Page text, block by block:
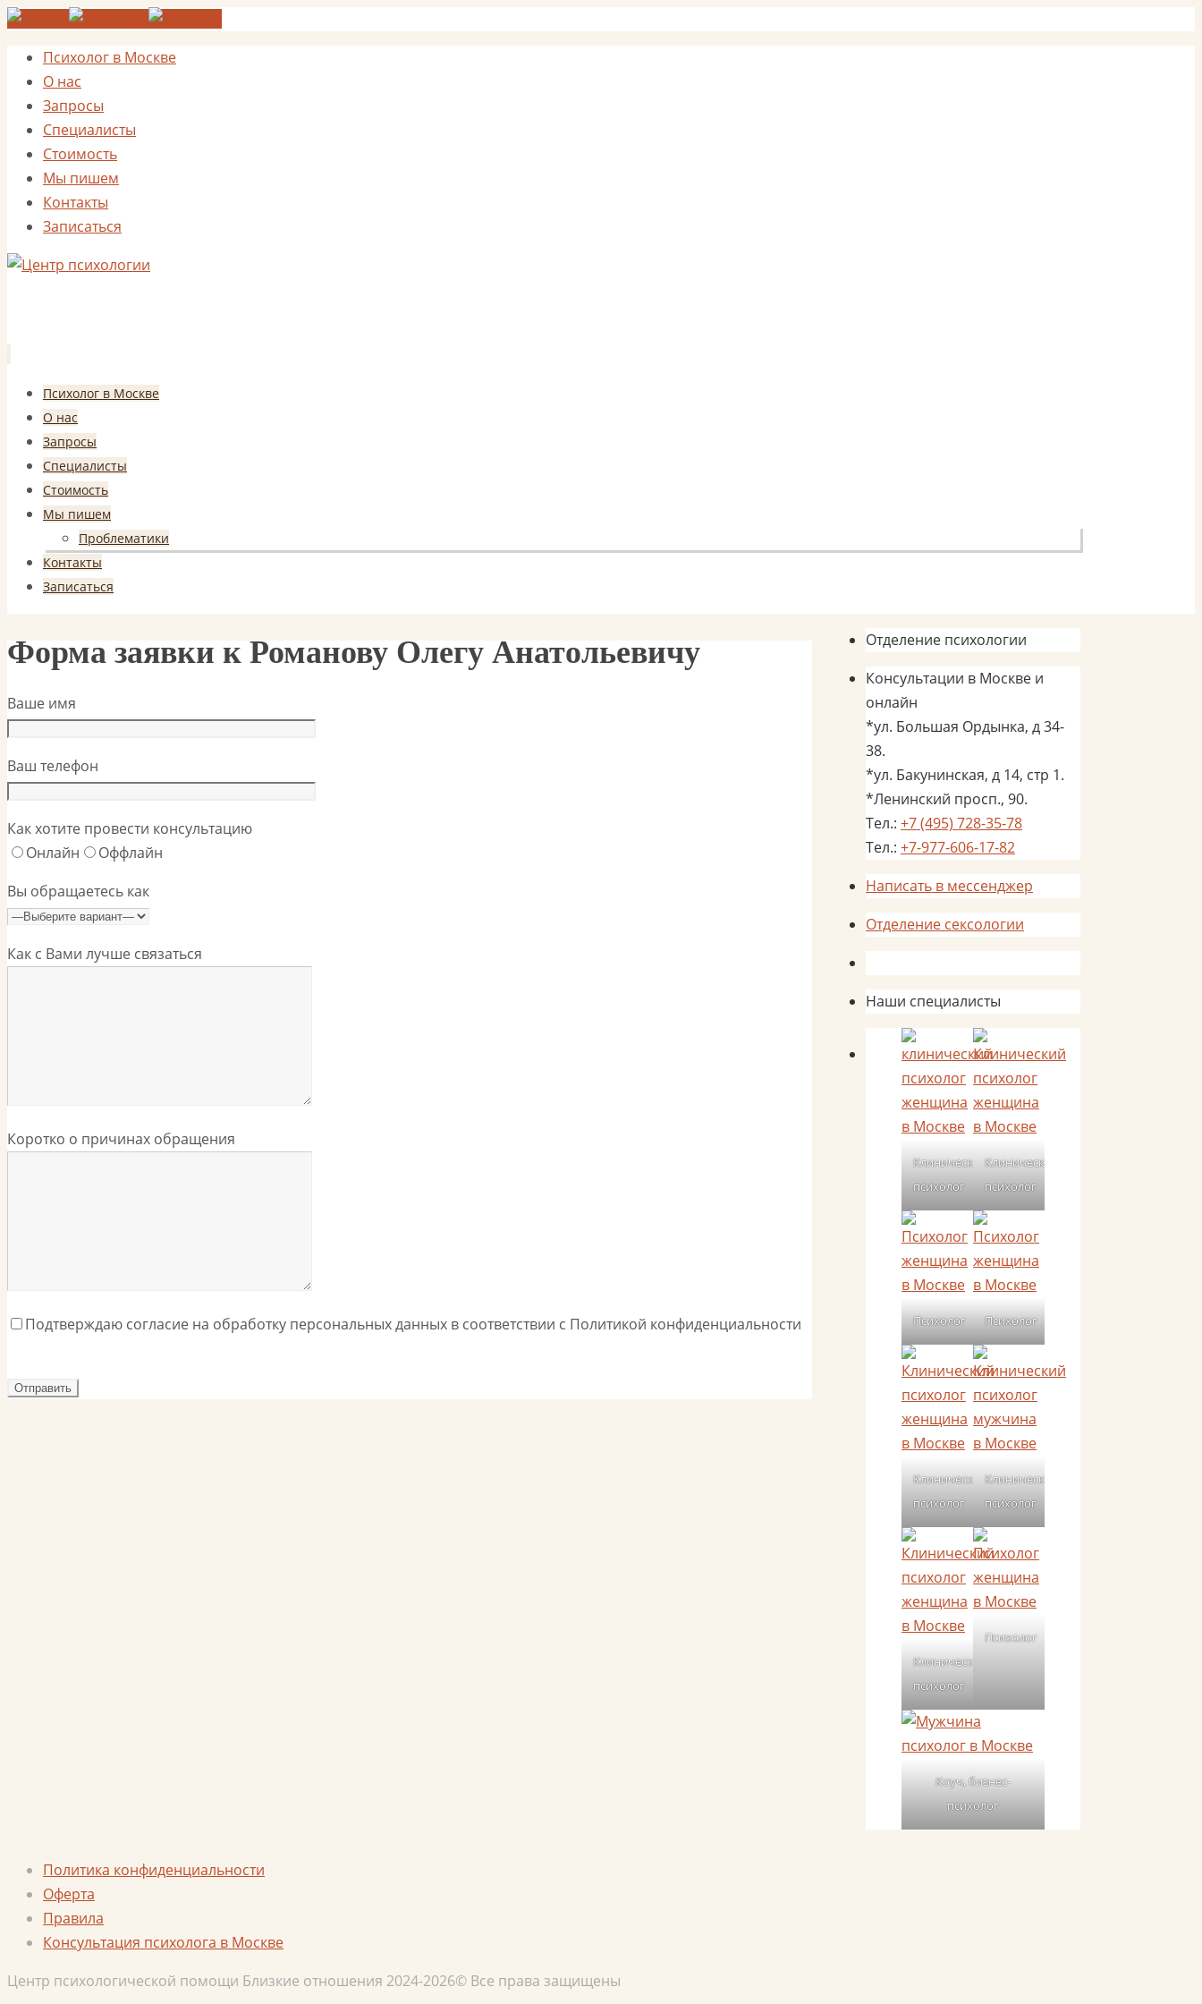
Психолог в Москве
О нас
Запросы
Специалисты
Стоимость
Мы пишем
Контакты
Записаться
Перейти
содержимому
Психолог в Москве
О нас
Запросы
Специалисты
Стоимость
Мы пишем
Проблематики
Контакты
Записаться
Форма заявки к Романову Олегу Анатольевичу
Ваше имя
Ваш телефон
Как хотите провести консультацию
Онлайн
Оффлайн
Вы обращаетесь как
Как с Вами лучше связаться
Коротко о причинах обращения
Подтверждаю согласие на обработку персональных данных в соответствии с Политикой конфиденциальности
Отделение психологии
Консультации в Москве и
онлайн
*ул. Большая Ордынка, д 34-
38.
*ул. Бакунинская, д 14, стр 1.
*Ленинский просп., 90.
Тел.: +7 (495) 728-35-78
Тел.: +7-977-606-17-82
Написать в мессенджер
Отделение сексологии
Наши специалисты
Клинический
психолог
Клинический
психолог
Психолог Психолог
Клинический
психолог
Клинический
психолог
Клинический
психолог
Психолог
Коуч, бизнес-
психолог
Политика конфиденциальности
Оферта
Правила
Консультация психолога в Москве
Центр психологической помощи Близкие отношения 2024-2026© Все права защищены